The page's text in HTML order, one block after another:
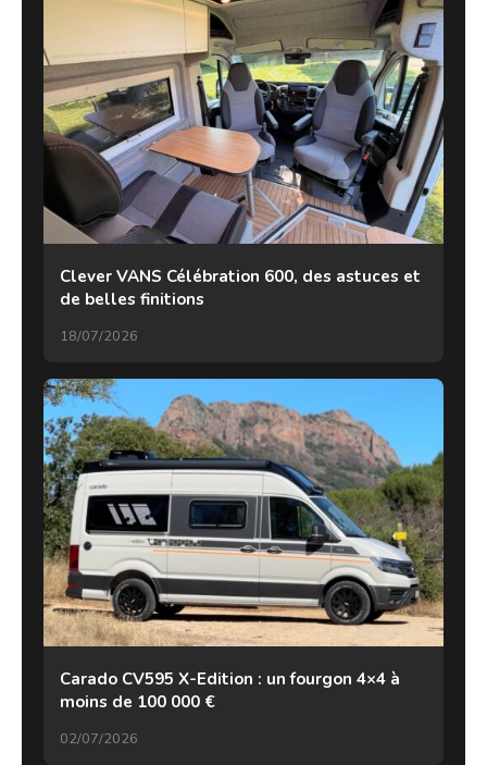
Clever VANS Célébration 600, des astuces et
de belles finitions
18/07/2026
Carado CV595 X-Edition : un fourgon 4×4 à
moins de 100 000 €
02/07/2026